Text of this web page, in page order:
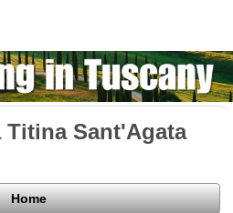
Titina Sant'Agata
Home